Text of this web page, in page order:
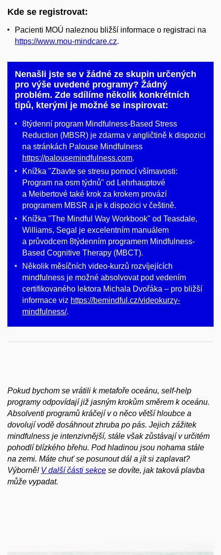
Kde se registrovat:
Pacienti MOÚ naleznou bližší informace o registraci na
https://www.mou-mindcare.cz.
Nenašli jste se v žádné ze skupin určených
pro výše uvedené programy? Žádný
problém. Zde sdílíme několik konkrétních
tipů, kterými je možné se inspirovat:
8týdenní program Mindfulness-Based Stress
Reduction (MBSR) je zdarma v angličtině k dispozici
na stránkách Palouse Mindfulness
https://palousemindfulness.com.
Knížka "Zbavte se stresu pomocí všímavosti:
Program na osm týdnů" od Lehrhauptové
a Meibertové také krok za krokem provází
programem MBSR a je k dispozici v češtině.
Knížka "The Mindful Way Workbook" od Teasdale,
Williams, Segal je excelentním manuálem
a průvodcem 8týdenním programem Mindfulness-
Based Cognitive Therapy (MBCT).
Několik měsíčních video-kurzů rozvíjejících
mindfulness je možné absolvovat pod vedením
certifikovaného lektora Michala Dvořáka – pro bližší
informace viz https://bemindful.cz/videokurzy-
mindfulness/.
Pokud bychom se vrátili k metafoře oceánu, self-help
programy odpovídají již jasným krokům směrem k oceánu.
Absolventi programů kráčejí v o něco větší hloubce a
dovolují vodě dosáhnout zhruba po pás. Jejich zážitek
mindfulness je intenzivnější, stále však zůstávají v určitém
pohodlí blízkého břehu. Pod hladinou jsou nohama stále
na zemi. Máte chuť se posunout dál a jít si zaplavat?
Výborně! V další části sekce se dovíte, jak taková plavba
může vypadat.